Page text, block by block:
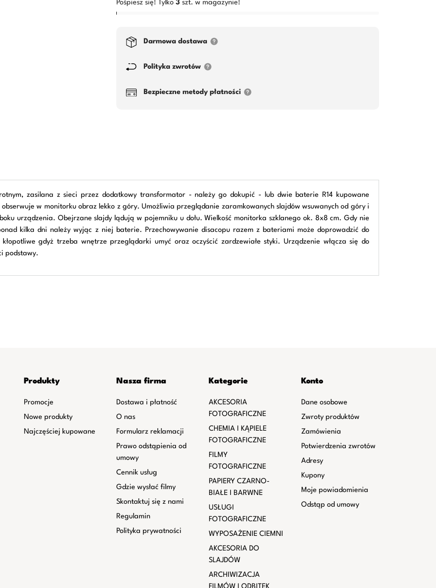
Pośpiesz się! Tylko 3 szt. w magazynie!
Darmowa dostawa
Polityka zwrotów
Bezpieczne metody płatności
zasilana z sieci przez dodatkowy transformator - należy go dokupić - lub dwie baterie R14 kupowane
w monitorku obraz lekko z góry. Umożliwia przeglądanie zaramkowanych slajdów wsuwanych od góry i
urządzenia. Obejrzane slajdy lądują w pojemniku u dołu. Wielkość monitorka szklanego ok. 8x8 cm. Gdy nie
kilka dni należy wyjąc z niej baterie. Przechowywanie disacopu razem z bateriami może doprowadzić do
gdyż trzeba wnętrze przeglądarki umyć oraz oczyścić zardzewiałe styki. Urządzenie włącza się do
podstawy.
Produkty
Promocje
Nowe produkty
Najczęściej kupowane
Nasza firma
Dostawa i płatność
O nas
Formularz reklamacji
Prawo odstąpienia od
umowy
Cennik usług
Gdzie wysłać filmy
Skontaktuj się z nami
Regulamin
Polityka prywatności
Kategorie
AKCESORIA
FOTOGRAFICZNE
CHEMIA I KĄPIELE
FOTOGRAFICZNE
FILMY
FOTOGRAFICZNE
PAPIERY CZARNO-
BIAŁE I BARWNE
USŁUGI
FOTOGRAFICZNE
WYPOSAŻENIE CIEMNI
AKCESORIA DO
SLAJDÓW
ARCHIWIZACJA
Konto
Dane osobowe
Zwroty produktów
Zamówienia
Potwierdzenia zwrotów
Adresy
Kupony
Moje powiadomienia
Odstąp od umowy